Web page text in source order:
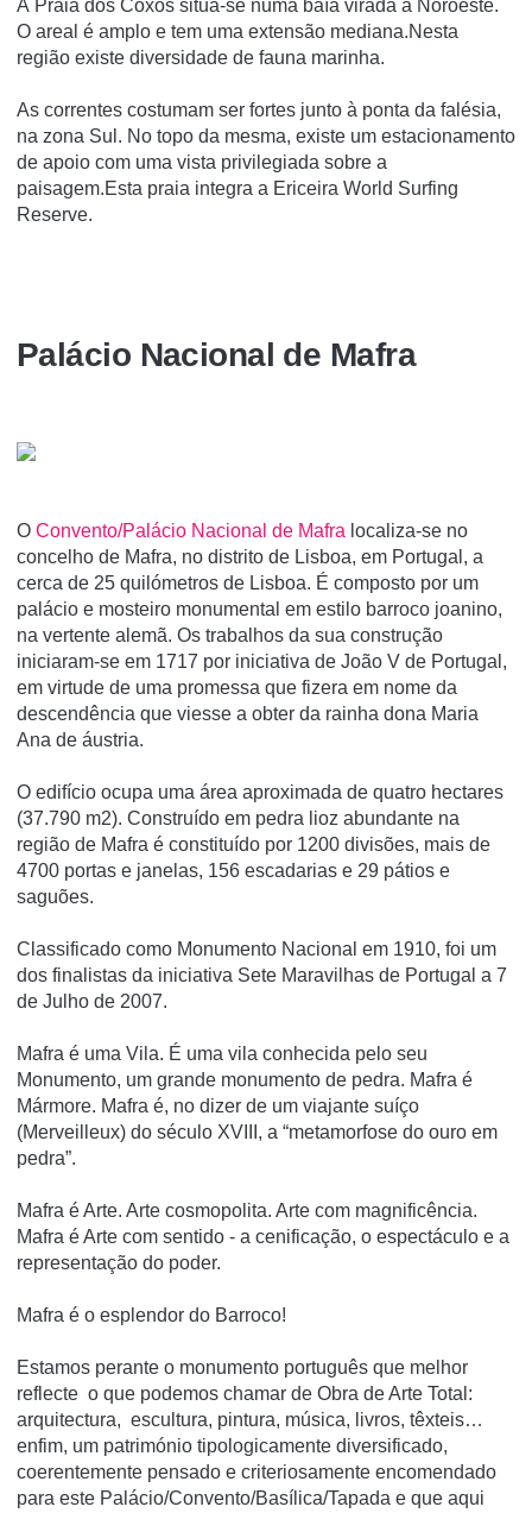
A Praia dos Coxos situa-se numa baía virada a Noroeste.
O areal é amplo e tem uma extensão mediana.Nesta
região existe diversidade de fauna marinha.
As correntes costumam ser fortes junto à ponta da falésia,
na zona Sul. No topo da mesma, existe um estacionamento
de apoio com uma vista privilegiada sobre a
paisagem.Esta praia integra a Ericeira World Surfing
Reserve.
Palácio Nacional de Mafra
O Convento/Palácio Nacional de Mafra localiza-se no
concelho de Mafra, no distrito de Lisboa, em Portugal, a
cerca de 25 quilómetros de Lisboa. É composto por um
palácio e mosteiro monumental em estilo barroco joanino,
na vertente alemã. Os trabalhos da sua construção
iniciaram-se em 1717 por iniciativa de João V de Portugal,
em virtude de uma promessa que fizera em nome da
descendência que viesse a obter da rainha dona Maria
Ana de áustria.
O edifí­cio ocupa uma área aproximada de quatro hectares
(37.790 m2). Construí­do em pedra lioz abundante na
região de Mafra é constituí­do por 1200 divisões, mais de
4700 portas e janelas, 156 escadarias e 29 pátios e
saguões.
Classificado como Monumento Nacional em 1910, foi um
dos finalistas da iniciativa Sete Maravilhas de Portugal a 7
de Julho de 2007.
Mafra é uma Vila. É uma vila conhecida pelo seu
Monumento, um grande monumento de pedra. Mafra é
Mármore. Mafra é, no dizer de um viajante suíço
(Merveilleux) do século XVIII, a “metamorfose do ouro em
pedra”.
Mafra é Arte. Arte cosmopolita. Arte com magnificência.
Mafra é Arte com sentido - a cenificação, o espectáculo e a
representação do poder.
Mafra é o esplendor do Barroco!
Estamos perante o monumento português que melhor
reflecte o que podemos chamar de Obra de Arte Total:
arquitectura, escultura, pintura, música, livros, têxteis…
enfim, um património tipologicamente diversificado,
coerentemente pensado e criteriosamente encomendado
para este Palácio/Convento/Basílica/Tapada e que aqui